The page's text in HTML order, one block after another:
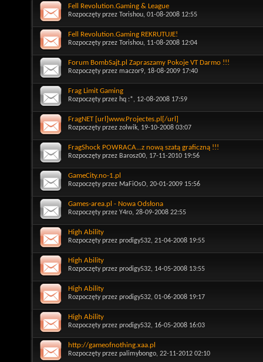
Fell Revolution.Gaming & League
Rozpoczęty przez Torishou, 01-08-2008 12:55
Fell Revolution.Gaming REKRUTUJE!
Rozpoczęty przez Torishou, 11-08-2008 12:04
Forum BombSajt.pl Zapraszamy Pokoje VT Darmo !!!
Rozpoczęty przez maczor9, 18-08-2009 17:40
Frag Limit Gaming
Rozpoczęty przez hq :*, 12-08-2008 17:59
FragNET [url]www.Projectes.pl[/url]
Rozpoczęty przez zolwik, 19-10-2008 03:07
FragShock POWRACA...z nową szatą graficzną !!!
Rozpoczęty przez Barosz00, 17-11-2010 19:56
GameCity.no-1.pl
Rozpoczęty przez MaFiOsO, 20-01-2009 15:56
Games-area.pl - Nowa Odsłona
Rozpoczęty przez Y4ro, 28-09-2008 22:55
High Ability
Rozpoczęty przez prodigy532, 21-04-2008 19:55
High Ability
Rozpoczęty przez prodigy532, 14-05-2008 13:55
High Ability
Rozpoczęty przez prodigy532, 01-06-2008 19:17
High Ability
Rozpoczęty przez prodigy532, 16-05-2008 16:03
http://gameofnothing.xaa.pl
Rozpoczęty przez palimybongo, 22-11-2012 02:10